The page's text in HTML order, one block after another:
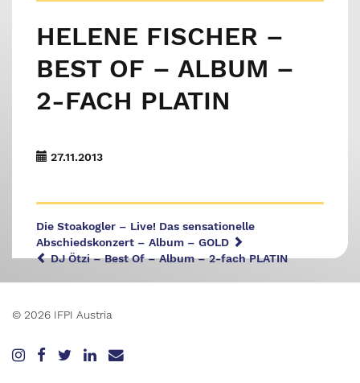
HELENE FISCHER –
BEST OF – ALBUM –
2-FACH PLATIN
27.11.2013
Die Stoakogler – Live! Das sensationelle
Abschiedskonzert – Album – GOLD
DJ Ötzi – Best Of – Album – 2-fach PLATIN
© 2026 IFPI Austria